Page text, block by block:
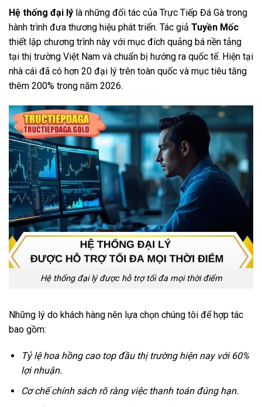
Hệ thống đại lý là những đối tác của Trực Tiếp Đá Gà trong
hành trình đưa thương hiệu phát triển. Tác giả Tuyền Mốc
thiết lập chương trình này với mục đích quảng bá nền tảng
tại thị trường Việt Nam và chuẩn bị hướng ra quốc tế. Hiện tại
nhà cái đã có hơn 20 đại lý trên toàn quốc và mục tiêu tăng
thêm 200% trong năm 2026.
Hệ thống đại lý được hỗ trợ tối đa mọi thời điểm
Những lý do khách hàng nên lựa chọn chúng tôi để hợp tác
bao gồm:
Tỷ lệ hoa hồng cao top đầu thị trường hiện nay với 60%
lợi nhuận.
Cơ chế chính sách rõ ràng việc thanh toán đúng hạn.